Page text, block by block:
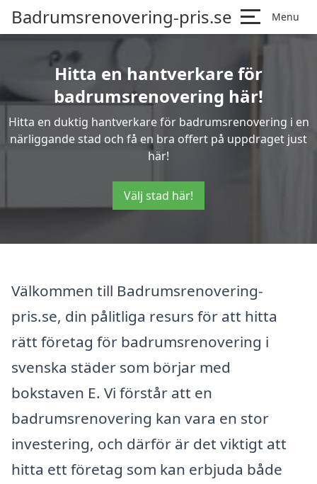
Badrumsrenovering-pris.se Menu
Hitta en hantverkare för
badrumsrenovering här!
Hitta en duktig hantverkare för badrumsrenovering i en
närliggande stad och få en bra offert på uppdraget just
här!
Välj stad här!
Välkommen till Badrumsrenovering-
pris.se, din pålitliga resurs för att hitta
rätt företag för badrumsrenovering i
svenska städer som börjar med
bokstaven E. Vi förstår att en
badrumsrenovering kan vara en stor
investering, och därför är det viktigt att
hitta ett företag som kan erbjuda både